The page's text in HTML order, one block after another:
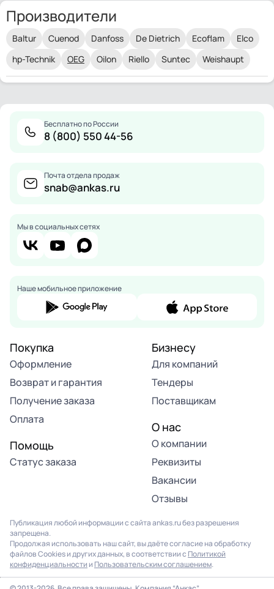
Производители
Baltur Cuenod Danfoss De Dietrich Ecoflam
Elco
hp-Technik
OEG Oilon Riello Suntec Weishaupt
Бесплатно по России
8 (800) 550 44-56
Почта отдела продаж
snab@ankas.ru
Мы в социальных сетях
Наше мобильное приложение
Покупка
Оформление
Возврат и гарантия
Получение заказа
Оплата
Помощь
Статус заказа
Бизнесу
Для компаний
Тендеры
Поставщикам
О нас
О компании
Реквизиты
Вакансии
Отзывы
Публикация любой информации с сайта ankas.ru без разрешения
запрещена.
Продолжая использовать наш сайт, вы даёте согласие на обработку
файлов Cookies и других данных, в соответствии с Политикой
конфиденциальности и Пользовательским соглашением.